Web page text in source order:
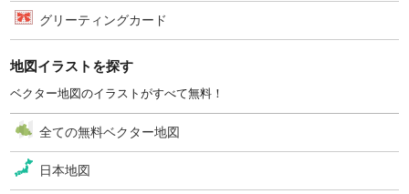
グリーティングカード
地図イラストを探す
ベクター地図のイラストがすべて無料！
全ての無料ベクター地図
日本地図